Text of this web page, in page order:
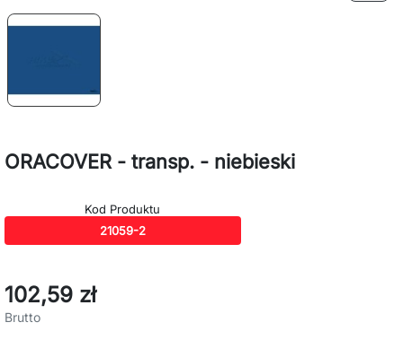
ORACOVER - transp. - niebieski
Kod Produktu
21059-2
102,59 zł
Brutto